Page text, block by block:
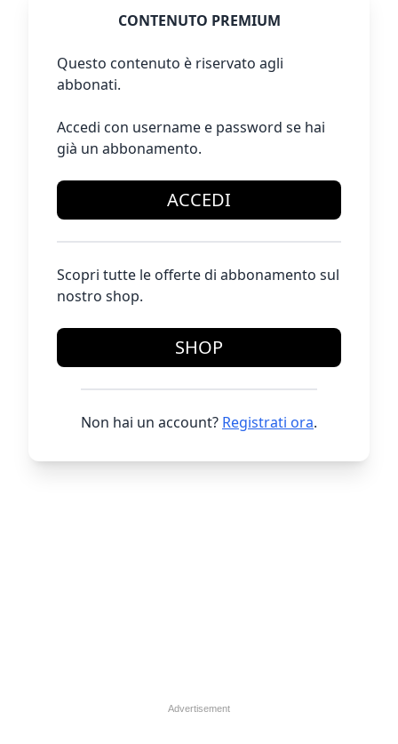
CONTENUTO PREMIUM
Questo contenuto è riservato agli
abbonati.
Accedi con username e password se hai
già un abbonamento.
ACCEDI
Scopri tutte le offerte di abbonamento sul
nostro shop.
SHOP
Non hai un account? Registrati ora.